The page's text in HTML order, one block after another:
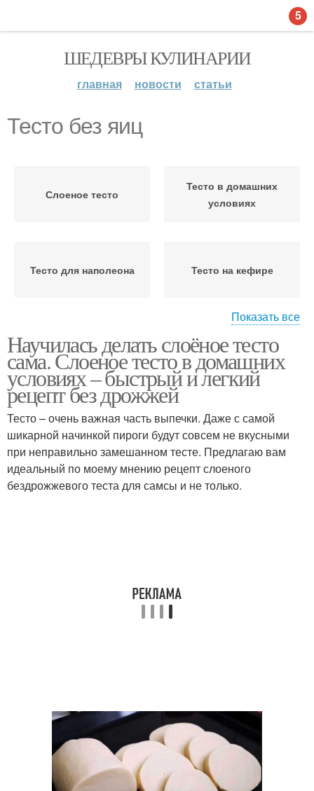
ШЕДЕВРЫ КУЛИНАРИИ
главная новости статьи
Тесто без яиц
Слоеное тесто
Тесто в домашних
условиях
Тесто для наполеона Тесто на кефире
Дрожжевое тесто
Показать все
Научилась делать слоёное тесто
сама. Слоеное тесто в домашних
условиях – быстрый и легкий
рецепт без дрожжей
Тесто – очень важная часть выпечки. Даже с самой
шикарной начинкой пироги будут совсем не вкусными
при неправильно замешанном тесте. Предлагаю вам
идеальный по моему мнению рецепт слоеного
бездрожжевого теста для самсы и не только.
5